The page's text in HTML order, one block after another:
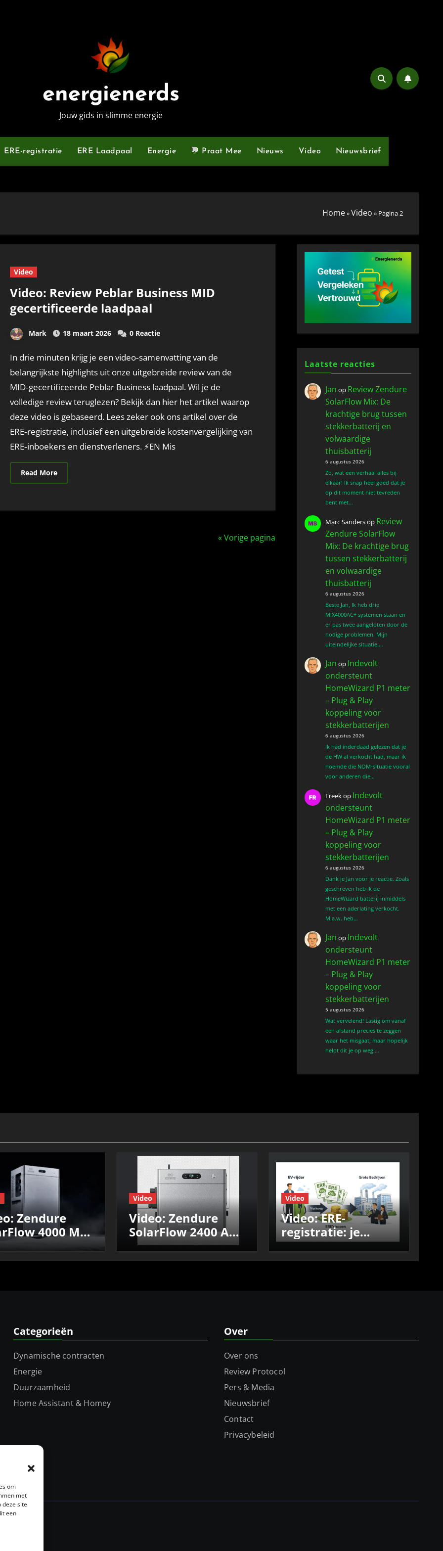
om
met
deze site
een
energienerds
Jouw gids in slimme energie
ERE-registratie ERE Laadpaal Energie 💬 Praat Mee Nieuws Video Nieuwsbrief
Home»Video » Pagina 2
Video
Video: Review Peblar Business MID
gecertificeerde laadpaal
Mark 18 maart 2026 0 Reactie
In drie minuten krijg je een video‑samenvatting van de
belangrijkste highlights uit onze uitgebreide review van de
MID‑gecertificeerde Peblar Business laadpaal. Wil je de
volledige review teruglezen? Bekijk dan hier het artikel waarop
deze video is gebaseerd. Lees zeker ook ons artikel over de
ERE‑registratie, inclusief een uitgebreide kostenvergelijking van
ERE‑inboekers en dienstverleners. ⚡EN Mis
Read More
« Vorige pagina
Laatste reacties
Jan op Review Zendure
SolarFlow Mix: De
krachtige brug tussen
stekkerbatterij en
volwaardige
thuisbatterij
6 augustus 2026
Zo, wat een verhaal alles bij
elkaar! Ik snap heel goed dat je
op dit moment niet tevreden
bent met…
Marc Sandersop Review
Zendure SolarFlow
Mix: De krachtige brug
tussen stekkerbatterij
en volwaardige
thuisbatterij
6 augustus 2026
Beste Jan, Ik heb drie
MIX4000AC+ systemen staan en
er pas twee aangeloten door de
nodige problemen. Mijn
uiteindelijke situatie:…
Jan op Indevolt
ondersteunt
HomeWizard P1 meter
– Plug & Play
koppeling voor
stekkerbatterijen
6 augustus 2026
Ik had inderdaad gelezen dat je
de HW al verkocht had, maar ik
noemde die NOM-situatie vooral
voor anderen die…
Freekop Indevolt
ondersteunt
HomeWizard P1 meter
– Plug & Play
koppeling voor
stekkerbatterijen
6 augustus 2026
Dank je Jan voor je reactie. Zoals
geschreven heb ik de
HomeWizard batterij inmiddels
met een aderlating verkocht.
M.a.w. heb…
Jan op Indevolt
ondersteunt
HomeWizard P1 meter
– Plug & Play
koppeling voor
stekkerbatterijen
5 augustus 2026
Wat vervelend! Lastig om vanaf
een afstand precies te zeggen
waar het misgaat, maar hopelijk
helpt dit je op weg:…
Zendure
4000 Mix
Review:
Video
Video: Zendure
SolarFlow 2400 AC+
Review: Efficiëntie,
prestaties &
Video
Video: ERE-
registratie: je
laadpaal als
pinautomaat,
Categorieën
Dynamische contracten
Energie
Duurzaamheid
Home Assistant & Homey
Over
Over ons
Review Protocol
Pers & Media
Nieuwsbrief
Contact
Privacybeleid